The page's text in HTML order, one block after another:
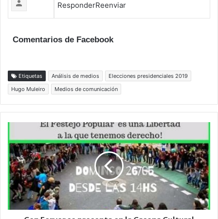
ResponderReenviar
Comentarios de Facebook
Etiquetas Análisis de medios
Elecciones presidenciales 2019
Hugo Muleiro
Medios de comunicación